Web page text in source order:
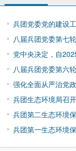
兵团党委党的建设
八届兵团党委第七
党中央决定，自
八届兵团党委第六
强化全面从严治党
兵团生态环境局召
兵团第二生态环境
兵团第一生态环境